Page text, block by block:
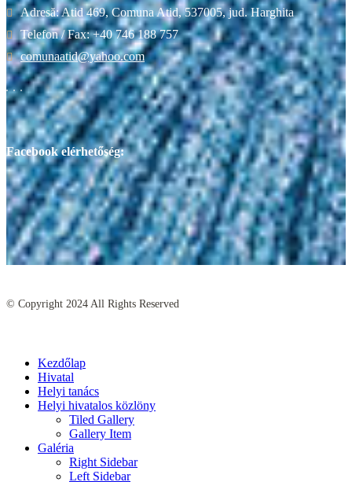
Adresă: Atid 469, Comuna Atid, 537005, jud. Harghita
Telefon / Fax: +40 746 188 757
comunaatid@yahoo.com
Facebook elérhetőség:
© Copyright 2024 All Rights Reserved
Kezdőlap
Hivatal
Helyi tanács
Helyi hivatalos közlöny
Tiled Gallery
Gallery Item
Galéria
Right Sidebar
Left Sidebar